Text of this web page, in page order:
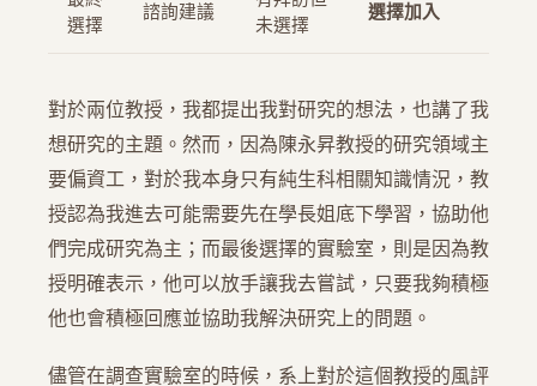
選擇
諮詢建議
未選擇
選擇加入
對於兩位教授，我都提出我對研究的想法，也講了我
想研究的主題。然而，因為陳永昇教授的研究領域主
要偏資工，對於我本身只有純生科相關知識情況，教
授認為我進去可能需要先在學長姐底下學習，協助他
們完成研究為主；而最後選擇的實驗室，則是因為教
授明確表示，他可以放手讓我去嘗試，只要我夠積極
他也會積極回應並協助我解決研究上的問題。
儘管在調查實驗室的時候，系上對於這個教授的風評